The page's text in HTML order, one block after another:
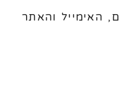
האימייל והאתר